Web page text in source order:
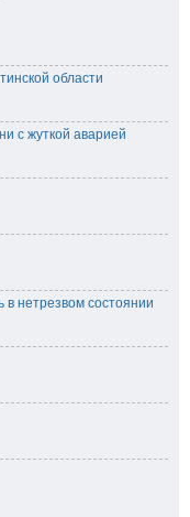
области
с жуткой аварией
нетрезвом состоянии